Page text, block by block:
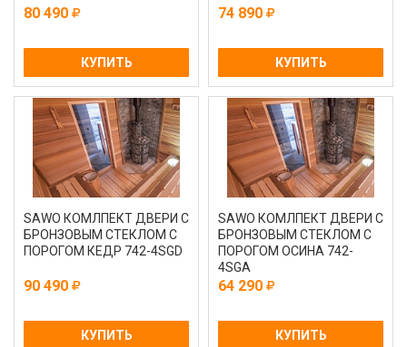
80 490
КУПИТЬ
74 890
КУПИТЬ
SAWO КОМЛПЕКТ ДВЕРИ С
БРОНЗОВЫМ СТЕКЛОМ С
ПОРОГОМ КЕДР 742-4SGD
90 490
КУПИТЬ
SAWO КОМЛПЕКТ ДВЕРИ С
БРОНЗОВЫМ СТЕКЛОМ С
ПОРОГОМ ОСИНА 742-
4SGA
64 290
КУПИТЬ